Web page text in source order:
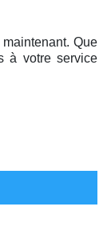
maintenant. Que
à votre service